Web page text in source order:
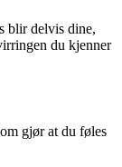
blir delvis dine,
du kjenner
gjør at du føles